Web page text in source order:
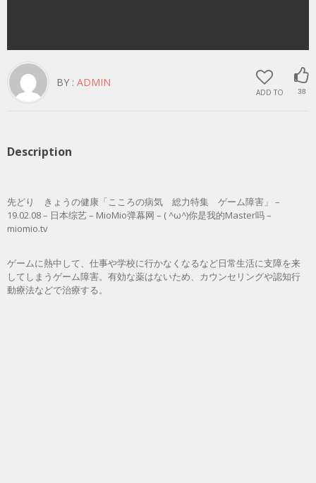
ADD TO 38
BY : ADMIN
Description
先どり きょうの健康「こころの病気 総力特集 ゲーム障害」 –
19.02.08 – 日本综艺 – MioMio弹幕网 – ( ^ω^)你是我的Master吗 –
miomio.tv
ゲームに熱中して、仕事や学校に行かなくなるなど日常生活に支障を来
してしまうゲーム障害。有効な薬はないため、カウンセリングや認知行
動療法などで治療する。